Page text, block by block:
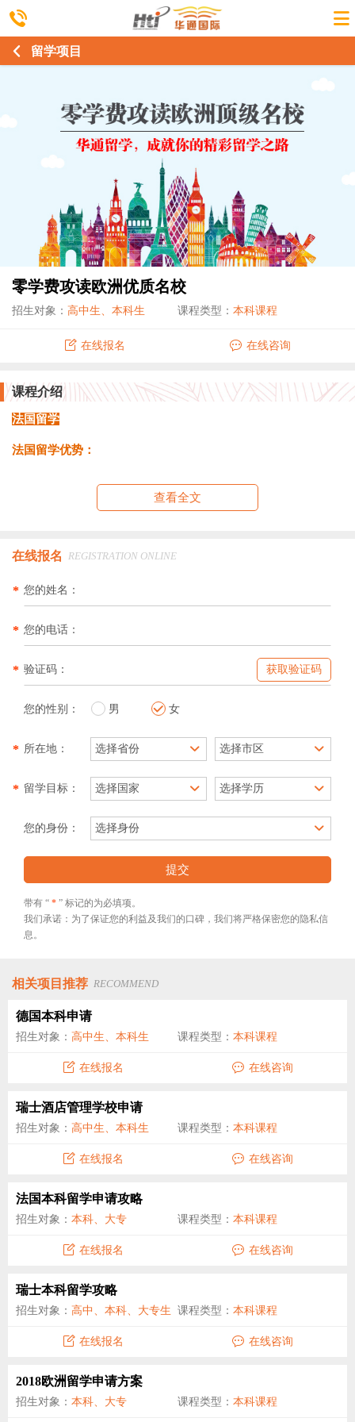
留学项目
零学费攻读欧洲优质名校
招生对象： 高中生、本科生 课程类型： 本科课程
在线报名 在线咨询
课程介绍
法国留学
法国留学优势：
查看全文
在线报名 REGISTRATION ONLINE
* 您的姓名：
* 您的电话：
* 验证码： 获取验证码
您的性别： 男 女
* 所在地：
* 留学目标：
您的身份：
提交
带有 “ * ” 标记的为必填项。
我们承诺：为了保证您的利益及我们的口碑，我们将严格保密您的隐私信
息。
相关项目推荐 RECOMMEND
德国本科申请
招生对象： 高中生、本科生 课程类型： 本科课程
在线报名 在线咨询
瑞士酒店管理学校申请
招生对象： 高中生、本科生 课程类型： 本科课程
在线报名 在线咨询
法国本科留学申请攻略
招生对象： 本科、大专 课程类型： 本科课程
在线报名 在线咨询
瑞士本科留学攻略
招生对象： 高中、本科、大专生 课程类型： 本科课程
在线报名 在线咨询
2018欧洲留学申请方案
招生对象： 本科、大专 课程类型： 本科课程